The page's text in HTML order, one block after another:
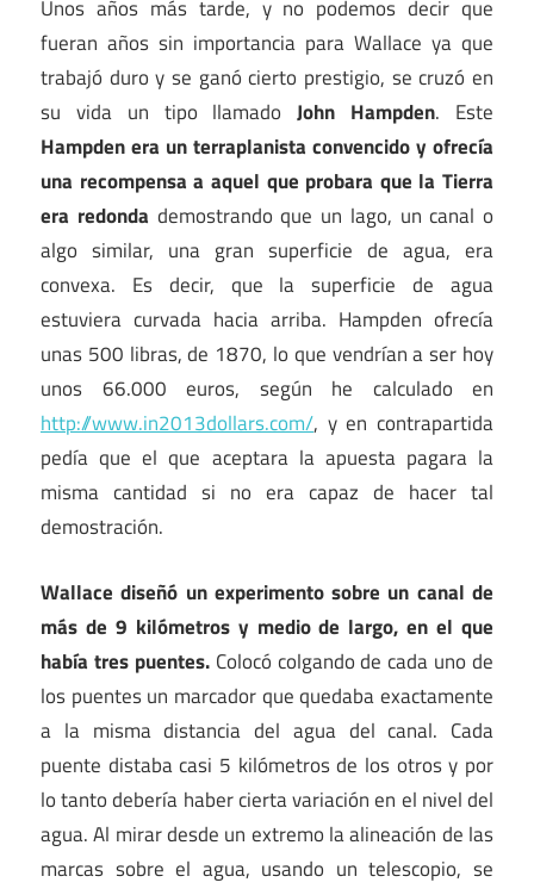
Unos años más tarde, y no podemos decir que
fueran años sin importancia para Wallace ya que
trabajó duro y se ganó cierto prestigio, se cruzó en
su vida un tipo llamadoJohn Hampden. Este
Hampden era un terraplanista convencido y ofrecía
una recompensa a aquel que probara que la Tierra
era redonda demostrando que un lago, un canal o
algo similar, una gran superficie de agua, era
convexa. Es decir, que la superficie de agua
estuviera curvada hacia arriba. Hampden ofrecía
unas 500 libras, de 1870, lo que vendrían a ser hoy
unos 66.000 euros, según he calculado en
http://www.in2013dollars.com/, y en contrapartida
pedía que el que aceptara la apuesta pagara la
misma cantidad si no era capaz de hacer tal
demostración.
Wallace diseñó un experimento sobre un canal de
más de 9 kilómetros y medio de largo, en el que
había tres puentes.Colocó colgando de cada uno de
los puentes un marcador que quedaba exactamente
a la misma distancia del agua del canal. Cada
puente distaba casi 5 kilómetros de los otros y por
lo tanto debería haber cierta variación en el nivel del
agua. Al mirar desde un extremo la alineación de las
marcas sobre el agua, usando un telescopio, se